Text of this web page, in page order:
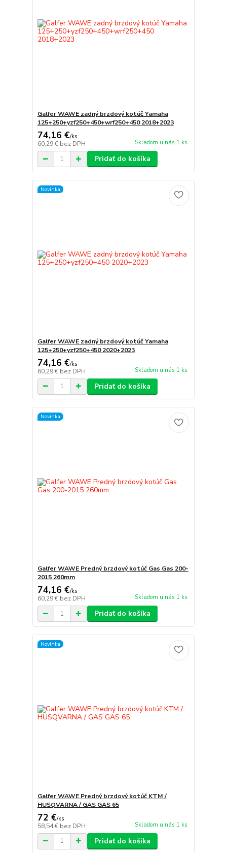
Galfer WAWE zadný brzdový kotúč Yamaha
125+250+yzf250+450+wrf250+450 2018+2023
74,16 €/ks
60,29 € bez DPH Skladom u nás 1 ks
Pridať do košíka
Novinka
Galfer WAWE zadný brzdový kotúč Yamaha
125+250+yzf250+450 2020+2023
74,16 €/ks
60,29 € bez DPH Skladom u nás 1 ks
Pridať do košíka
Novinka
Galfer WAWE Predný brzdový kotúč Gas Gas 200-
2015 260mm
74,16 €/ks
60,29 € bez DPH Skladom u nás 1 ks
Pridať do košíka
Novinka
Galfer WAWE Predný brzdový kotúč KTM /
HUSQVARNA / GAS GAS 65
72 €/ks
58,54 € bez DPH Skladom u nás 1 ks
Pridať do košíka